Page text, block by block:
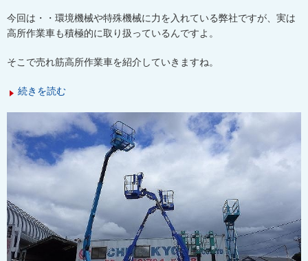
今回は・・環境機械や特殊機械に力を入れている弊社ですが、実は
高所作業車も積極的に取り扱っているんですよ。
そこで売れ筋高所作業車を紹介していきますね。
続きを読む